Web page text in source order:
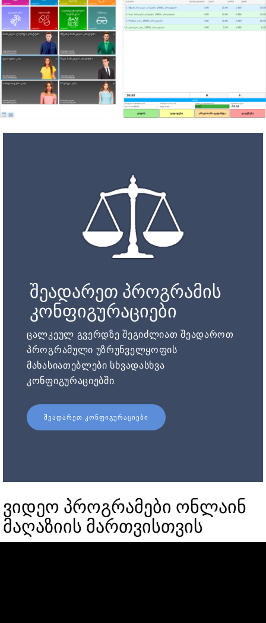
შეადარეთ პროგრამის
კონფიგურაციები
ცალკეულ გვერდზე შეგიძლიათ შეადაროთ
პროგრამული უზრუნველყოფის
მახასიათებლები სხვადასხვა
კონფიგურაციებში.
ᲨᲔᲐᲓᲐᲠᲔᲗ ᲙᲝᲜᲤᲘᲒᲣᲠᲐᲪᲘᲔᲑᲘ
ვიდეო პროგრამები ონლაინ
მაღაზიის მართვისთვის